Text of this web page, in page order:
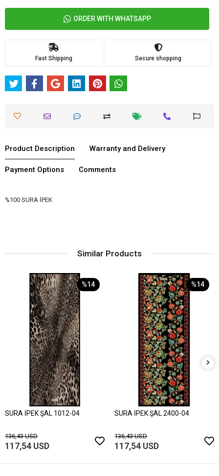
ORDER WITH WHATSAPP
Fast Shipping Secure shopping
Product Description Warranty and Delivery
Payment Options Comments
%100 SURA İPEK
Similar Products
%14
SURA İPEK ŞAL 1012-04
136,43 USD
117,54 USD
%14
SURA İPEK ŞAL 2400-04
136,43 USD
117,54 USD